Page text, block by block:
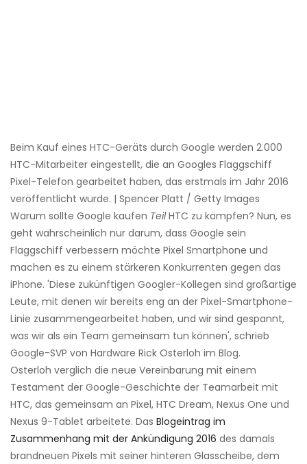
Beim Kauf eines HTC-Geräts durch Google werden 2.000
HTC-Mitarbeiter eingestellt, die an Googles Flaggschiff
Pixel-Telefon gearbeitet haben, das erstmals im Jahr 2016
veröffentlicht wurde. | Spencer Platt / Getty Images
Warum sollte Google kaufen TeilHTC zu kämpfen? Nun, es
geht wahrscheinlich nur darum, dass Google sein
Flaggschiff verbessern möchte Pixel Smartphone und
machen es zu einem stärkeren Konkurrenten gegen das
iPhone. 'Diese zukünftigen Googler-Kollegen sind großartige
Leute, mit denen wir bereits eng an der Pixel-Smartphone-
Linie zusammengearbeitet haben, und wir sind gespannt,
was wir als ein Team gemeinsam tun können', schrieb
Google-SVP von Hardware Rick Osterloh im Blog.
Osterloh verglich die neue Vereinbarung mit einem
Testament der Google-Geschichte der Teamarbeit mit
HTC, das gemeinsam an Pixel, HTC Dream, Nexus One und
Nexus 9-Tablet arbeitete. Das Blogeintrag im
Zusammenhang mit der Ankündigung 2016 des damals
brandneuen Pixels mit seiner hinteren Glasscheibe, dem